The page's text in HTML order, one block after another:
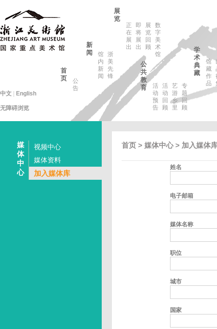
首
页
新
闻
展
览
公
共
教
育
学
术
典
藏
中文 English
无障碍浏览
公
告
正
在
展
出
即
将
展
出
展
览
回
顾
数
字
美
术
馆
馆
内
新
闻
浙
美
先
锋
馆
藏
作
品
活
动
预
告
活
动
回
顾
艺
游
乡
里
专
题
回
顾
媒
体
中
心
视频中心
媒体资料
加入媒体库
首页 > 媒体中心> 加入媒体
姓名
电子邮箱
媒体名称
职位
城市
国家